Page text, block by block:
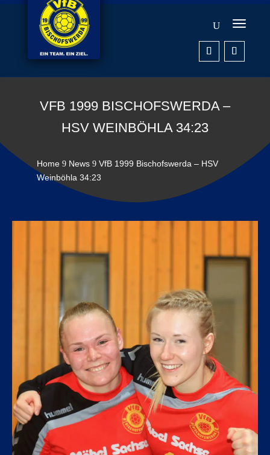
VFB 1999 BISCHOFSWERDA –
HSV WEINBÖHLA 34:23
Home 9 News 9 VfB 1999 Bischofswerda – HSV
Weinböhla 34:23